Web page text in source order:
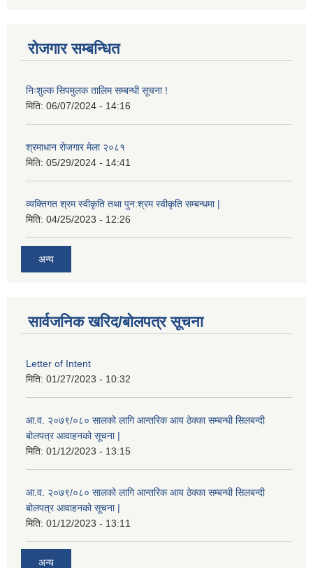
रोजगार सम्बन्धित
निःशुल्क सिपमुलक तालिम सम्बन्धी सूचना !
मिति: 06/07/2024 - 14:16
श्रमाधान रोजगार मेला २०८१
मिति: 05/29/2024 - 14:41
व्यक्तिगत श्रम स्वीकृति तथा पुन:श्रम स्वीकृति सम्बन्धमा |
मिति: 04/25/2023 - 12:26
अन्य
सार्वजनिक खरिद/बोलपत्र सूचना
Letter of Intent
मिति: 01/27/2023 - 10:32
आ.व. २०७९/०८० सालको लागि आन्तरिक आय ठेक्का सम्बन्धी सिलबन्दी
बोलपत्र आवाहनको सूचना |
मिति: 01/12/2023 - 13:15
आ.व. २०७९/०८० सालको लागि आन्तरिक आय ठेक्का सम्बन्धी सिलबन्दी
बोलपत्र आवाहनको सूचना |
मिति: 01/12/2023 - 13:11
अन्य